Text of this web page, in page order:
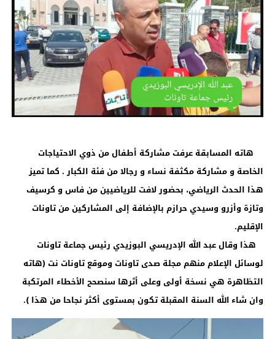
هاته المسابقة عرفت مشاركة أطفال من ذوي الاحتياجات
الخاصة و مشاركة مكثفة نساء و رجالا من فئة الكبار . كما تميز
هذا الحدث الرياضي، بحضور لافت للرياضيين من فاس و كرسيف
وتازة وأزرو وسيدي حرازم بالإضافة إلى المشاركين من تاونات
الإقليم.
هذا وقال عبد الله الإدريسي البوزيدي رئيس جماعة تاونات
لوسائل الإعلام منهم مجلة صدى تاونات وموقع تاونات نت (هاته
التظاهرة هي نسخة أولى وعلى أثرها سنصحح الأخطاء المرتكبة
وان شاء الله السنة المقبلة تكون بمستوى أكثر نجاحا من هذا ).